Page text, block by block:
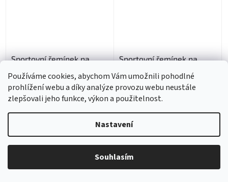
Používáme cookies, abychom Vám umožnili pohodlné
prohlížení webu a díky analýze provozu webu neustále
zlepšovali jeho funkce, výkon a použitelnost.
Nastavení
Souhlasím
Sportovní řemínek na
Skladem
209 Kč
Sportovní řemínek na
barevný
Skladem
209 Kč